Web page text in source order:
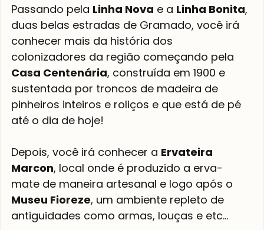
Passando pela Linha Nova e a Linha Bonita,
duas belas estradas de Gramado, você irá
conhecer mais da história dos
colonizadores da região começando pela
Casa Centenária, construída em 1900 e
sustentada por troncos de madeira de
pinheiros inteiros e roliços e que está de pé
até o dia de hoje!
Depois, você irá conhecer a Ervateira
Marcon, local onde é produzido a erva-
mate de maneira artesanal e logo após o
Museu Fioreze, um ambiente repleto de
antiguidades como armas, louças e etc…